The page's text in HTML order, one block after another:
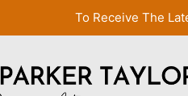
To Receive The